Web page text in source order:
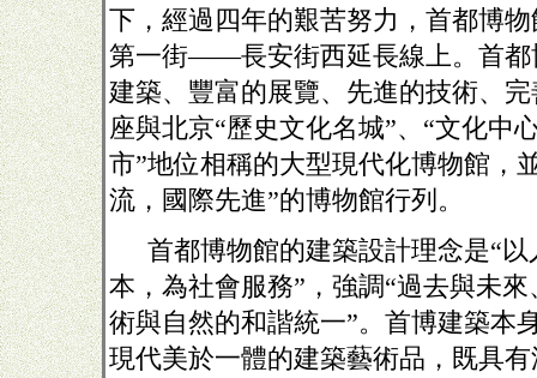
下，經過四年的艱苦努力，首都博
第一街——長安街西延長線上。首都
建築、豐富的展覽、先進的技術、
座與北京“歷史文化名城”、“文化中
市”地位相稱的大型現代化博物館，
流，國際先進”的博物館行列。
首都博物館的建築設計理念是“
本，為社會服務”，強調“過去與未
術與自然的和諧統一”。首博建築本
現代美於一體的建築藝術品，既具